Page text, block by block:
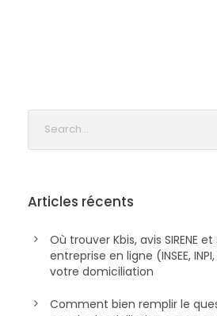
Articles récents
Où trouver Kbis, avis SIRENE
entreprise en ligne (INSEE,
votre domiciliation
Comment bien remplir le